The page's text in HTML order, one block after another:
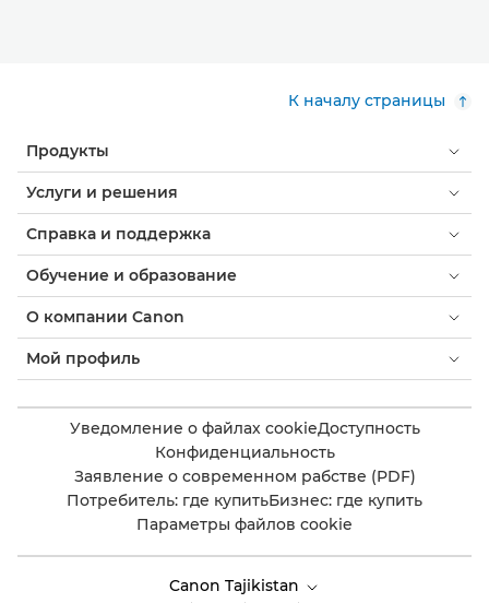
К началу страницы
Продукты
Услуги и решения
Справка и поддержка
Обучение и образование
О компании Canon
Мой профиль
Уведомление о файлах cookieДоступность
Конфиденциальность
Заявление о современном рабстве (PDF)
Потребитель: где купитьБизнес: где купить
Параметры файлов cookie
Canon Tajikistan